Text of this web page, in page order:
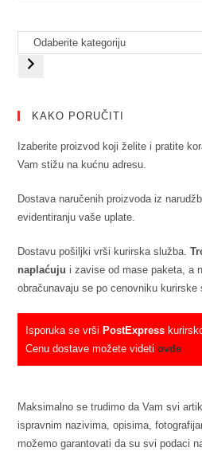
KAKO PORUČITI
Izaberite proizvod koji želite i pratite
Vam stižu na kućnu adresu.
Dostava naručenih proizvoda iz
evidentiranju vaše uplate.
Dostavu pošiljki vrši kurirska služba.
naplaćuju i zavise od mase paketa, a
obračunavaju se po cenovniku kurirske
Isporuka se vrši PostExpress
Cenu dostave možete videtiovde
Maksimalno se trudimo da Vam svi
ispravnim nazivima, opisima,
možemo garantovati da su svi podaci